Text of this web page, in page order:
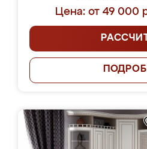
Цена: от 49 000